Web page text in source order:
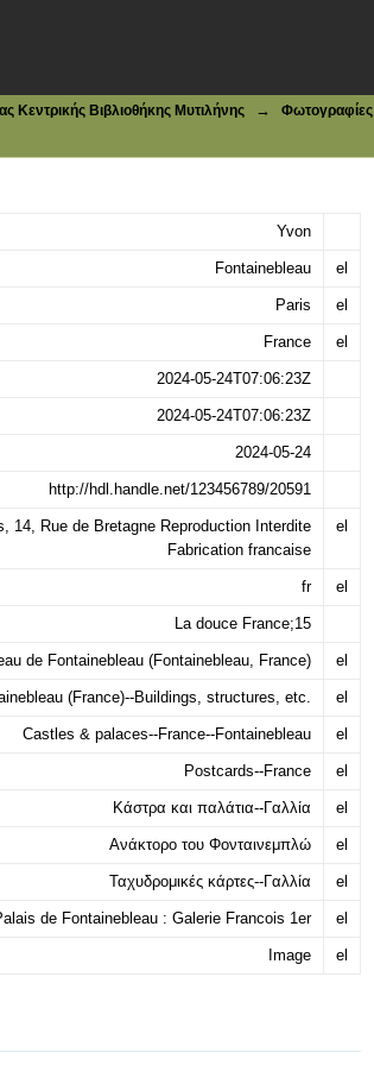
Βιβλιοθήκης Μυτιλήνης → Φωτογραφίες
Yvon
Fontainebleau el
Paris el
France el
2024-05-24T07:06:23Z
2024-05-24T07:06:23Z
2024-05-24
http://hdl.handle.net/123456789/20591
14, Rue de Bretagne Reproduction Interdite
Fabrication francaise
el
fr el
La douce France;15
de Fontainebleau (Fontainebleau, France) el
(France)--Buildings, structures, etc. el
Castles & palaces--France--Fontainebleau el
Postcards--France el
Κάστρα και παλάτια--Γαλλία el
Ανάκτορο του Φονταινεμπλώ el
Ταχυδρομικές κάρτες--Γαλλία el
de Fontainebleau : Galerie Francois 1er el
Image el